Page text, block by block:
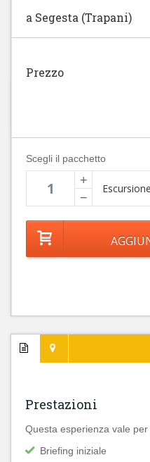
a Segesta (Trapani)
Prezzo
Scegli il pacchetto
+
−
Prestazioni
Questa esperienza vale per
Briefing iniziale